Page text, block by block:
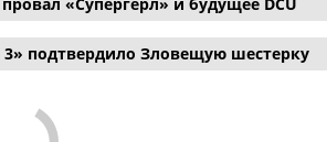
подтвердило Зловещую шестерку